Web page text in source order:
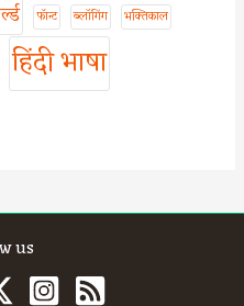
फॉन्ट ब्लॉगिंग भक्तिकाल
हिंदी भाषा
us